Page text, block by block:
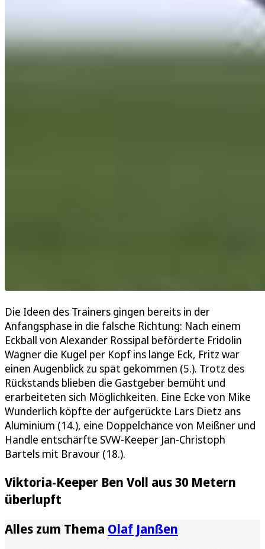
Die Ideen des Trainers gingen bereits in der
Anfangsphase in die falsche Richtung: Nach einem
Eckball von Alexander Rossipal beförderte Fridolin
Wagner die Kugel per Kopf ins lange Eck, Fritz war
einen Augenblick zu spät gekommen (5.). Trotz des
Rückstands blieben die Gastgeber bemüht und
erarbeiteten sich Möglichkeiten. Eine Ecke von Mike
Wunderlich köpfte der aufgerückte Lars Dietz ans
Aluminium (14.), eine Doppelchance von Meißner und
Handle entschärfte SVW-Keeper Jan-Christoph
Bartels mit Bravour (18.).
Viktoria-Keeper Ben Voll aus 30 Metern
überlupft
Alles zum Thema Olaf Janßen